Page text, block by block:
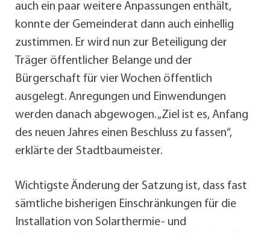
auch ein paar weitere Anpassungen enthält,
konnte der Gemeinderat dann auch einhellig
zustimmen. Er wird nun zur Beteiligung der
Träger öffentlicher Belange und der
Bürgerschaft für vier Wochen öffentlich
ausgelegt. Anregungen und Einwendungen
werden danach abgewogen. „Ziel ist es, Anfang
des neuen Jahres einen Beschluss zu fassen“,
erklärte der Stadtbaumeister.
Wichtigste Änderung der Satzung ist, dass fast
sämtliche bisherigen Einschränkungen für die
Installation von Solarthermie- und